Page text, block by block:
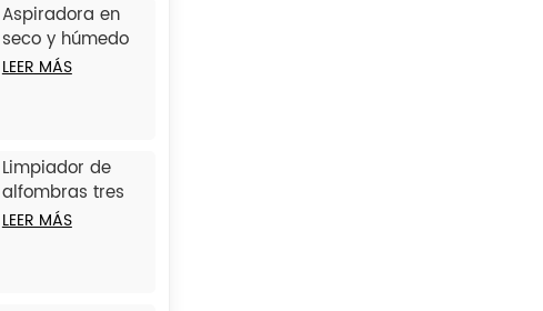
Aspiradora en
seco y húmedo
de hierro JC1245
LEER MÁS
Limpiador de
alfombras tres
en uno JIECHI
LEER MÁS